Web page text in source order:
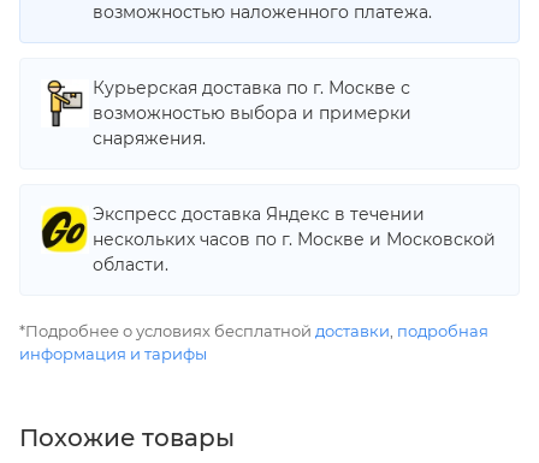
возможностью наложенного платежа.
Курьерская доставка по г. Москве с
возможностью выбора и примерки
снаряжения.
Экспресс доставка Яндекс в течении
нескольких часов по г. Москве и Московской
области.
*Подробнее о условиях бесплатной доставки подробная
информация и тарифы
Похожие товары